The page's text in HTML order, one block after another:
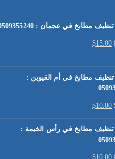
مطابخ في عجمان : 0509355240
$15.00
مطابخ في أم القيوين :
$10.00
مطابخ في رأس الخيمة :
$10.00